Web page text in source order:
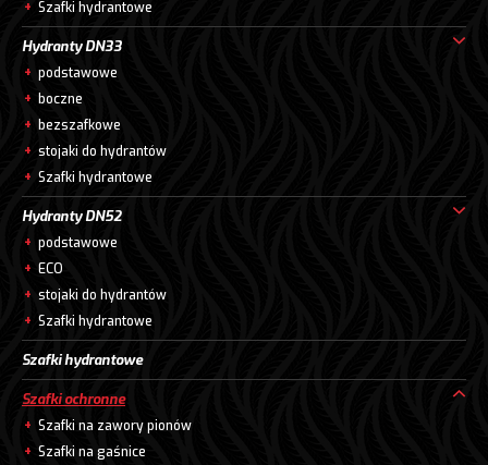
Szafki hydrantowe
Hydranty DN33
podstawowe
boczne
bezszafkowe
stojaki do hydrantów
Szafki hydrantowe
Hydranty DN52
podstawowe
ECO
stojaki do hydrantów
Szafki hydrantowe
Szafki hydrantowe
Szafki ochronne
Szafki na zawory pionów
Szafki na gaśnice